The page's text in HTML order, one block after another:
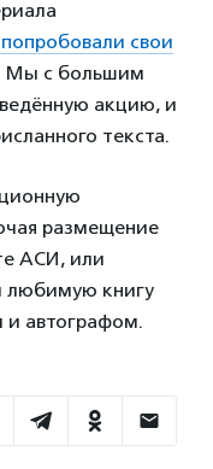
свои
Мы с большим
акцию, и
текста.
размещение
АСИ, или
любимую книгу
автографом.